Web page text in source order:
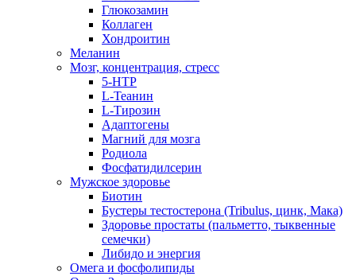
Глюкозамин
Коллаген
Хондроитин
Меланин
Мозг, концентрация, стресс
5-HTP
L-Теанин
L-Тирозин
Адаптогены
Магний для мозга
Родиола
Фосфатидилсерин
Мужское здоровье
Биотин
Бустеры тестостерона (Tribulus, цинк, Мака)
Здоровье простаты (пальметто, тыквенные
семечки)
Либидо и энергия
Омега и фосфолипиды